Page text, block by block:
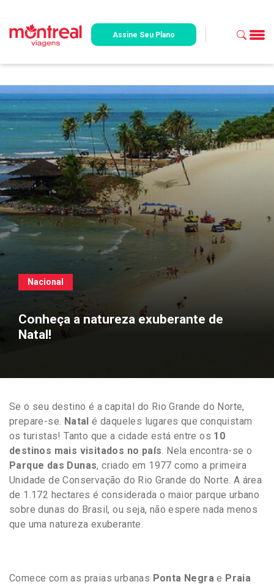
Assine Seu Plano
Nacional
Conheça a natureza exuberante de
Natal!
Se o seu destino é a capital do Rio Grande do Norte,
prepare-se. Natal é daqueles lugares que conquistam
os turistas! Tanto que a cidade está entre os 10
destinos mais visitados no país . Nela encontra-se o
Parque das Dunas, criado em 1977 como a primeira
Unidade de Conservação do Rio Grande do Norte. A área
de 1.172 hectares é considerada o maior parque urbano
sobre dunas do Brasil, ou seja, não espere nada menos
que uma natureza exuberante.
Comece com as praias urbanas Ponta Negra e Praia